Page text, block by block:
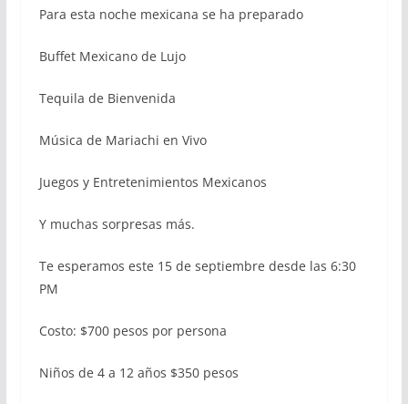
Para esta noche mexicana se ha preparado
Buffet Mexicano de Lujo
Tequila de Bienvenida
Música de Mariachi en Vivo
Juegos y Entretenimientos Mexicanos
Y muchas sorpresas más.
Te esperamos este 15 de septiembre desde las 6:30
PM
Costo: $700 pesos por persona
Niños de 4 a 12 años $350 pesos